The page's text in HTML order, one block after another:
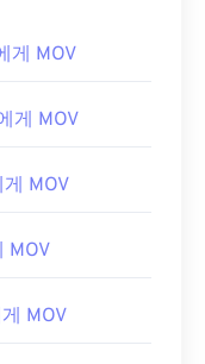
에서 멀티미디
이 저하될 수 있
무료 오픈 소스
요?
으로 열립니다.
이 플레이어에
MOV 파일을 열
하세요.
입니다. 이 두
게 MOV
게 MOV
MOV
MOV
MOV